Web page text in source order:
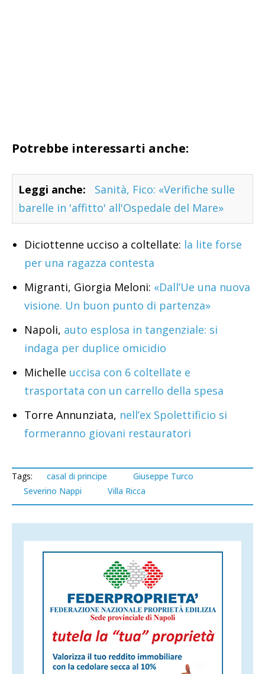
Potrebbe interessarti anche:
Leggi anche:
Sanità, Fico: «Verifiche sulle
barelle in 'affitto' all'Ospedale del Mare»
Diciottenne ucciso a coltellate: la lite forse
per una ragazza contesta
Migranti, Giorgia Meloni: «Dall’Ue una nuova
visione. Un buon punto di partenza»
Napoli, auto esplosa in tangenziale: si
indaga per duplice omicidio
Michelle uccisa con 6 coltellate e
trasportata con un carrello della spesa
Torre Annunziata, nell’ex Spolettificio si
formeranno giovani restauratori
Tags: casal di principe
Giuseppe Turco
Severino Nappi
Villa Ricca